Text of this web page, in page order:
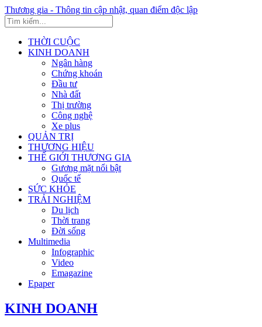
Thương gia - Thông tin cập nhật, quan điểm độc lập
THỜI CUỘC
KINH DOANH
Ngân hàng
Chứng khoán
Đầu tư
Nhà đất
Thị trường
Công nghệ
Xe plus
QUẢN TRỊ
THƯƠNG HIỆU
THẾ GIỚI THƯƠNG GIA
Gương mặt nổi bật
Quốc tế
SỨC KHỎE
TRẢI NGHIỆM
Du lịch
Thời trang
Đời sống
Multimedia
Infographic
Video
Emagazine
Epaper
KINH DOANH